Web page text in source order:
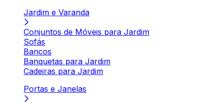
Jardim e Varanda
Conjuntos de Móveis para Jardim
Sofás
Bancos
Banquetas para Jardim
Cadeiras para Jardim
Portas e Janelas